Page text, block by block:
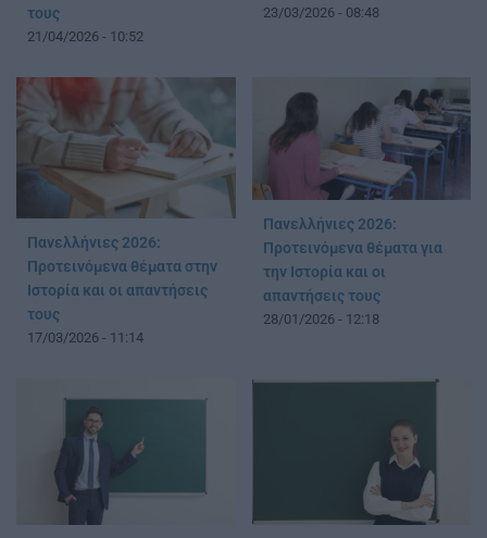
τους
21/04/2026 - 10:52
23/03/2026 - 08:48
Πανελλήνιες 2026:
Προτεινόμενα θέματα στην
Ιστορία και οι απαντήσεις
τους
17/03/2026 - 11:14
Πανελλήνιες 2026:
Προτεινόμενα θέματα για
την Ιστορία και οι
απαντήσεις τους
28/01/2026 - 12:18